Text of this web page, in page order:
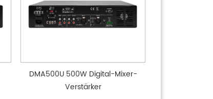
DMA500U 500W Digital-Mixer-
Verstärker